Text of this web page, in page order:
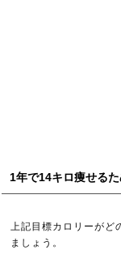
1年で14キロ痩せる
上記目標カロリーがど
ましょう。